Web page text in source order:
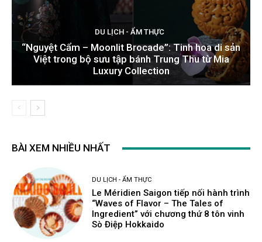
DU LỊCH - ẨM THỰC
“Nguyệt Cẩm – Moonlit Brocade”: Tinh hoa di sản
Việt trong bộ sưu tập bánh Trung Thu từ Mia
Luxury Collection
BÀI XEM NHIỀU NHẤT
DU LỊCH - ẨM THỰC
Le Méridien Saigon tiếp nối hành trình
“Waves of Flavor – The Tales of
Ingredient” với chương thứ 8 tôn vinh
Sò Điệp Hokkaido